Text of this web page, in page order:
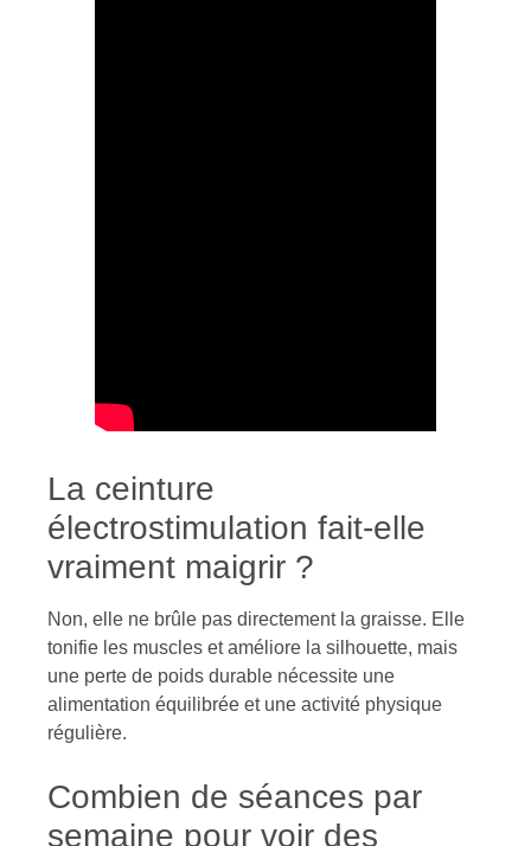
La ceinture
électrostimulation fait-elle
vraiment maigrir ?
Non, elle ne brûle pas directement la graisse. Elle
tonifie les muscles et améliore la silhouette, mais
une perte de poids durable nécessite une
alimentation équilibrée et une activité physique
régulière.
Combien de séances par
semaine pour voir des